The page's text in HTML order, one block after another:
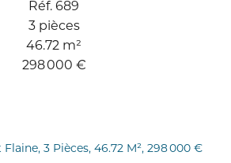
Réf. 689
3 pièces
46.72 m²
298 000 €
3 Pièces, 46.72 M², 298 000 €